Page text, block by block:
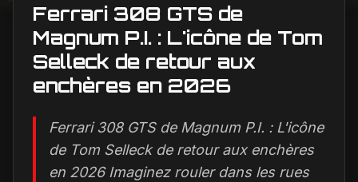
Ferrari 308 GTS de
Magnum P.I. : L'icône de Tom
Selleck de retour aux
enchères en 2026
Ferrari 308 GTS de Magnum P.I. : L'icône
de Tom Selleck de retour aux enchères
en 2026 Imaginez rouler dans les rues